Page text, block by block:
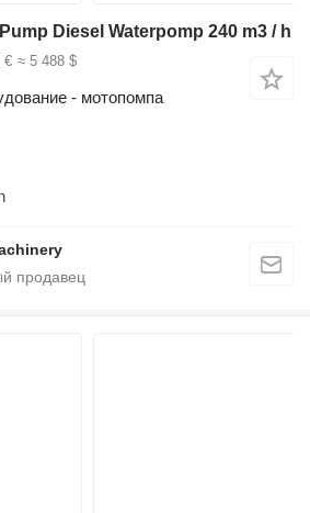
Diesel Waterpomp 240 m3 / h
€ ≈ 5 488 $
- мотопомпа